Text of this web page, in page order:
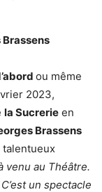
ou même
2023,
la Sucrerie en
Brassens
talentueux
venu au Théâtre.
un spectacle